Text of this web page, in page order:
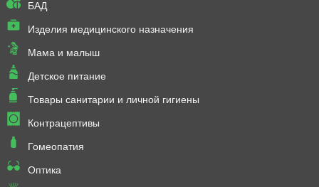
БАД
Изделия медицинского назначения
Мама и малыш
Детское питание
Товары санитарии и личной гигиены
Контрацептивы
Гомеопатия
Оптика